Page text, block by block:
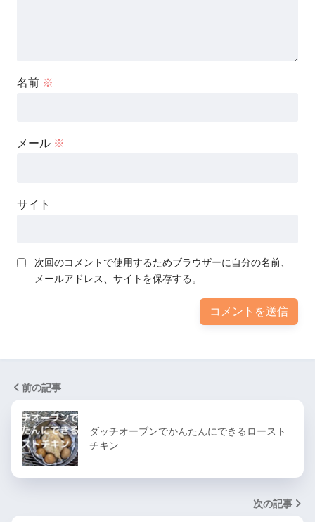
名前 ※
メール ※
サイト
次回のコメントで使用するためブラウザーに自分の名前、
メールアドレス、サイトを保存する。
前の記事
ダッチオーブンでかんたんにできるロースト
チキン
次の記事